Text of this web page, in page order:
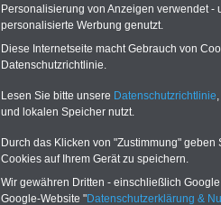
Personalisierung von Anzeigen verwendet
personalisierte Werbung genutzt.
Diese Internetseite macht Gebrauch von
Datenschutzrichtlinie.
Lesen Sie bitte unsere Datenschutzrichtlinie
und lokalen Speicher nutzt.
Durch das Klicken von "Zustimmung"
Cookies auf Ihrem Gerät zu speichern.
Wir gewähren Dritten - einschließlich
Google-Website "Datenschutzerklärung &